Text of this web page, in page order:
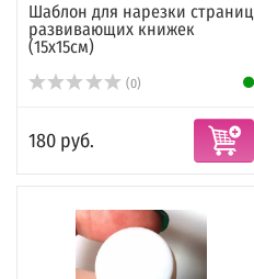
Шаблон для нарезки страниц
развивающих книжек
(15х15см)
(0)
180 руб.